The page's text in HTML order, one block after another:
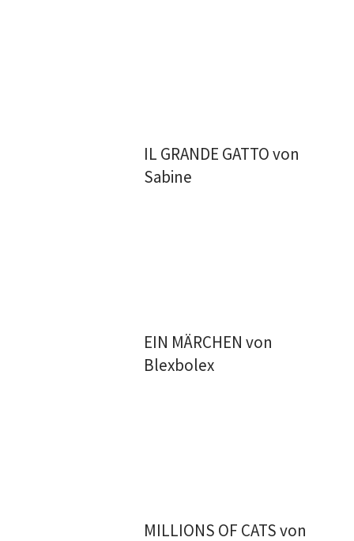
IL GRANDE GATTO von
Sabine
EIN MÄRCHEN von
Blexbolex
MILLIONS OF CATS von